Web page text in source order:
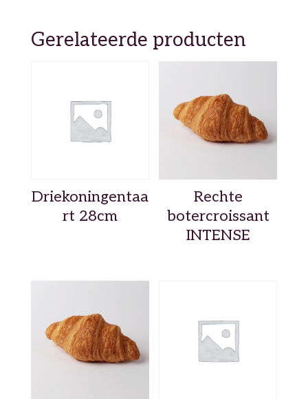
Gerelateerde producten
Driekoningentaa
rt 28cm
Rechte
botercroissant
INTENSE